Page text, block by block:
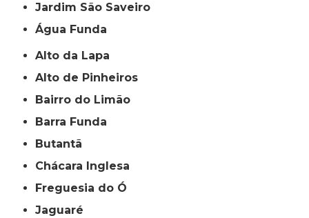
jardim São Saveiro
Água Funda
Alto da Lapa
Alto de Pinheiros
Bairro do Limão
Barra Funda
Butantã
Chácara Inglesa
Freguesia do Ó
Jaguaré